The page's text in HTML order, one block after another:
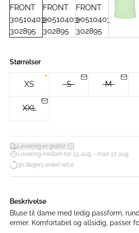
Størrelser
XS S M
XXL
Levering er gratis!*
Levering mellom tor 13. aug. - man 17. aug.
30 dagers enkel retur
Beskrivelse
Bluse til dame med ledig passform,
ermer. Komfortabel og allsidig, passer